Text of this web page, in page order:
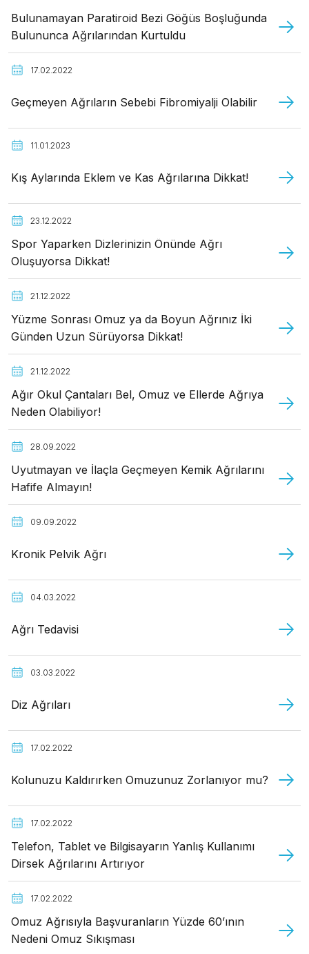
Bulunamayan Paratiroid Bezi Göğüs Boşluğunda
Bulununca Ağrılarından Kurtuldu
17.02.2022
Geçmeyen Ağrıların Sebebi Fibromiyalji Olabilir
11.01.2023
Kış Aylarında Eklem ve Kas Ağrılarına Dikkat!
23.12.2022
Spor Yaparken Dizlerinizin Önünde Ağrı
Oluşuyorsa Dikkat!
21.12.2022
Yüzme Sonrası Omuz ya da Boyun Ağrınız İki
Günden Uzun Sürüyorsa Dikkat!
21.12.2022
Ağır Okul Çantaları Bel, Omuz ve Ellerde Ağrıya
Neden Olabiliyor!
28.09.2022
Uyutmayan ve İlaçla Geçmeyen Kemik Ağrılarını
Hafife Almayın!
09.09.2022
Kronik Pelvik Ağrı
04.03.2022
Ağrı Tedavisi
03.03.2022
Diz Ağrıları
17.02.2022
Kolunuzu Kaldırırken Omuzunuz Zorlanıyor mu?
17.02.2022
Telefon, Tablet ve Bilgisayarın Yanlış Kullanımı
Dirsek Ağrılarını Artırıyor
17.02.2022
Omuz Ağrısıyla Başvuranların Yüzde 60’ının
Nedeni Omuz Sıkışması